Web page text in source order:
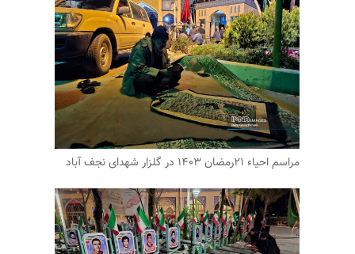
مراسم احیاء ۲۱رمضان ۱۴۰۳ در گلزار شهدای نجف آباد